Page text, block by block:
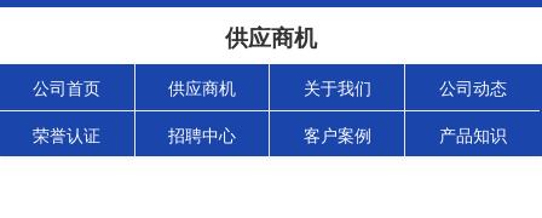
供应商机
公司首页 供应商机 关于我们 公司动态
荣誉认证 招聘中心 客户案例 产品知识